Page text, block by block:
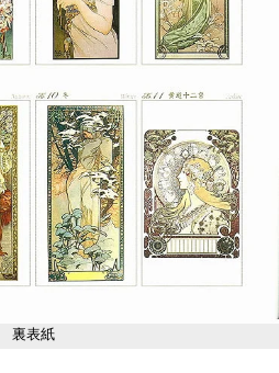
裏表紙